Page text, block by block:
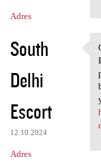
Adres
South
Delhi
Escort
12.10.2024
Adres